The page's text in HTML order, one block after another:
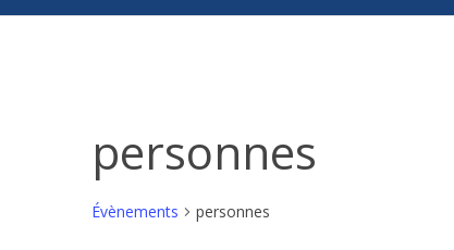
personnes
Évènements personnes